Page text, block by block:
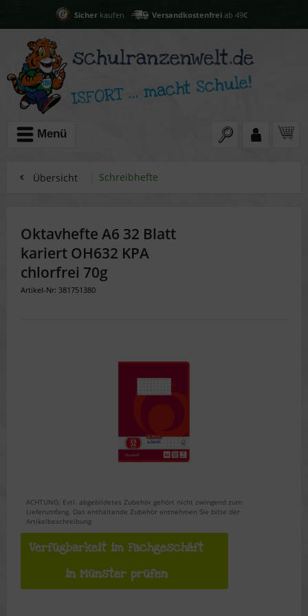
Sicherkaufen Versandkostenfreiab 49€
Menü
Übersicht Schreibhefte
Oktavhefte A6 32 Blatt
kariert OH632 KPA
chlorfrei 70g
Artikel-Nr: 381751380
ACHTUNG: Evtl. abgebildetes Zubehör gehört nicht zwingend zum
Lieferumfang. Das enthaltende Zubehör entnehmen Sie bitte der
Artikelbeschreibung
Verfügbarkeit im Fachgeschäft
in Münster prüfen